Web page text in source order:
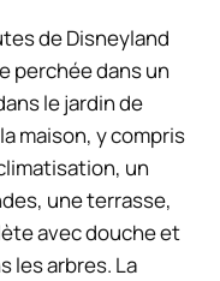
de Disneyland
perchée dans un
le jardin de
maison, y compris
un
une terrasse,
avec douche et
les arbres. La